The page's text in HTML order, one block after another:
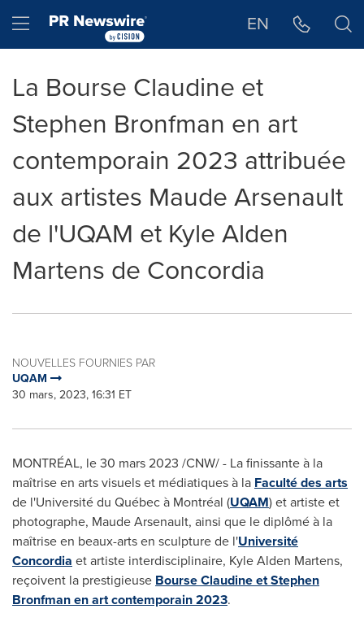
Hamburger menu EN
La Bourse Claudine et
Stephen Bronfman en art
contemporain 2023 attribuée
aux artistes Maude Arsenault
de l'UQAM et Kyle Alden
Martens de Concordia
NOUVELLES FOURNIES PAR
UQAM
30 mars, 2023, 16:31 ET
MONTRÉAL, le 30 mars 2023 /CNW/ - La finissante à la
maîtrise en arts visuels et médiatiques à la Faculté des arts
de l'Université du Québec à Montréal (UQAM) et artiste et
photographe, Maude Arsenault, ainsi que le diplômé à la
maîtrise en beaux-arts en sculpture de l'Université
Concordia et artiste interdisciplinaire, Kyle Alden Martens,
reçoivent la prestigieuse Bourse Claudine etStephen
Bronfmanen art contemporain 2023.